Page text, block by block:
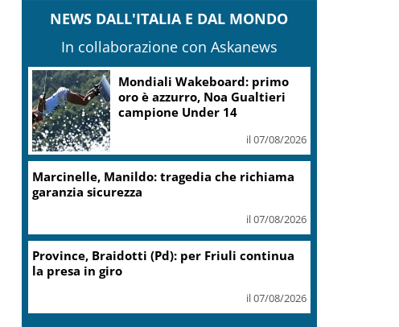
NEWS DALL'ITALIA E DAL MONDO
In collaborazione con Askanews
Mondiali Wakeboard: primo
oro è azzurro, Noa Gualtieri
campione Under 14
il 07/08/2026
Marcinelle, Manildo: tragedia che richiama
garanzia sicurezza
il 07/08/2026
Province, Braidotti (Pd): per Friuli continua
la presa in giro
il 07/08/2026